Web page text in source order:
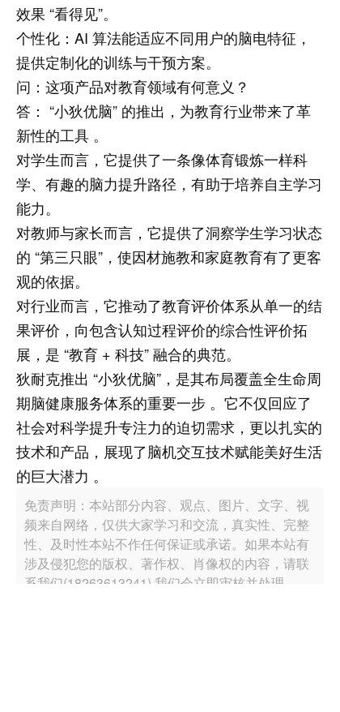
效果 “看得见”。
个性化：AI 算法能适应不同用户的脑电特征，
提供定制化的训练与干预方案。
问：这项产品对教育领域有何意义？
答： “小狄优脑” 的推出，为教育行业带来了革
新性的工具 。
对学生而言，它提供了一条像体育锻炼一样科
学、有趣的脑力提升路径，有助于培养自主学习
能力。
对教师与家长而言，它提供了洞察学生学习状态
的 “第三只眼”，使因材施教和家庭教育有了更客
观的依据。
对行业而言，它推动了教育评价体系从单一的结
果评价，向包含认知过程评价的综合性评价拓
展，是 “教育 + 科技” 融合的典范。
狄耐克推出 “小狄优脑”，是其布局覆盖全生命周
期脑健康服务体系的重要一步 。它不仅回应了
社会对科学提升专注力的迫切需求，更以扎实的
技术和产品，展现了脑机交互技术赋能美好生活
的巨大潜力 。
免责声明：本站部分内容、观点、图片、文字、视
频来自网络，仅供大家学习和交流，真实性、完整
性、及时性本站不作任何保证或承诺。如果本站有
涉及侵犯您的版权、著作权、肖像权的内容，请联
系我们(18263613241),我们会立即审核并处理。